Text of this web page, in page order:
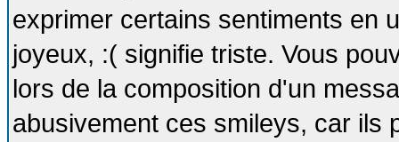
exprimer certains sentiments en
joyeux, :( signifie triste. Vous
lors de la composition d'un
abusivement ces smileys, car ils